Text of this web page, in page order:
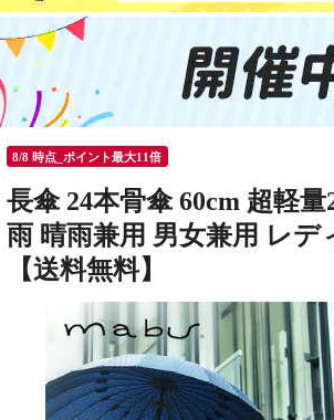
8/8 時点_ポイント最大11倍
長傘 24本骨傘 60cm 超軽
雨 晴雨兼用 男女兼用 レ
【送料無料】